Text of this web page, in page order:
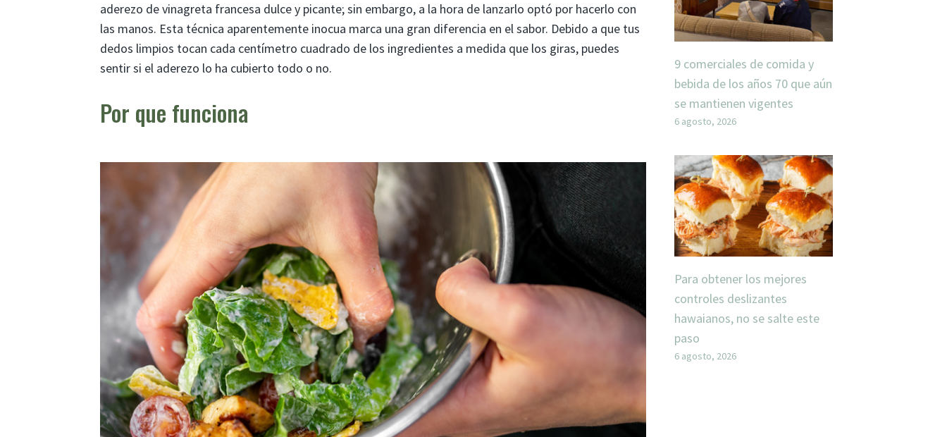
aderezo de vinagreta francesa dulce y picante; sin embargo, a la hora de lanzarlo optó por hacerlo con
las manos. Esta técnica aparentemente inocua marca una gran diferencia en el sabor. Debido a que tus
dedos limpios tocan cada centímetro cuadrado de los ingredientes a medida que los giras, puedes
sentir si el aderezo lo ha cubierto todo o no.
Por que funciona
9 comerciales de comida y
bebida de los años 70 que aún
se mantienen vigentes
6 agosto, 2026
Para obtener los mejores
controles deslizantes
hawaianos, no se salte este
paso
6 agosto, 2026